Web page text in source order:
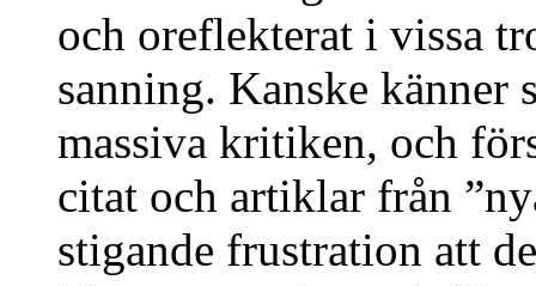
och oreflekterat i vissa
sanning. Kanske känner
massiva kritiken, och
citat och artiklar från
stigande frustration att